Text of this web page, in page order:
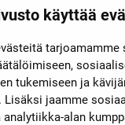
käyttää
tarjoamamme
tukemiseen ja
Lisäksi jaamme
analytiikka-alan
x 30 mm
Temperature +85°C
Temperature -40°C